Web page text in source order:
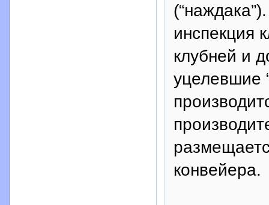
инспекция
клубней и
уцелевшие
конвейера.